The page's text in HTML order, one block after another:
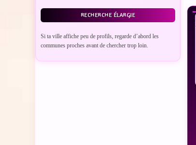
RECHERCHE ÉLARGIE
Si ta ville affiche peu de profils, regarde d’abord les
communes proches avant de chercher trop loin.